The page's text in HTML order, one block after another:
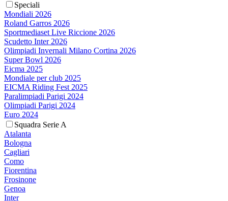
Speciali
Mondiali 2026
Roland Garros 2026
Sportmediaset Live Riccione 2026
Scudetto Inter 2026
Olimpiadi Invernali Milano Cortina 2026
Super Bowl 2026
Eicma 2025
Mondiale per club 2025
EICMA Riding Fest 2025
Paralimpiadi Parigi 2024
Olimpiadi Parigi 2024
Euro 2024
Squadra Serie A
Atalanta
Bologna
Cagliari
Como
Fiorentina
Frosinone
Genoa
Inter